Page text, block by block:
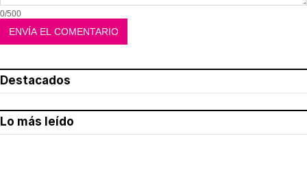
0/500
Destacados
Lo más leído